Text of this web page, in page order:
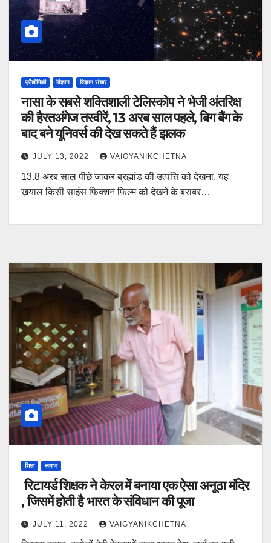
प्रौद्योगिकी विज्ञान विज्ञान संचार
नासा के सबसे शक्तिशाली टेलिस्कोप ने भेजी अंतरिक्ष
की हैरतअंगेज तस्वीरें, 13 अरब साल पहले, बिग बैंग के
बाद बने यूनिवर्स की देख सकते हैं झलक
JULY 13, 2022 VAIGYANIKCHETNA
13.8 अरब साल पीछे जाकर ब्रह्मांड की उत्पत्ति को देखना. यह
ख़याल किसी साइंस फिक्शन फ़िल्म को देखने के बराबर…
शिक्षा समाज
रिटायर्ड शिक्षक ने केरल में बनाया एक ऐसा अनूठा मंदिर
, जिसमें होती है भारत के संविधान की पूजा
JULY 11, 2022 VAIGYANIKCHETNA